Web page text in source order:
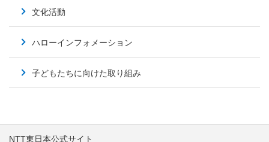
文化活動
ハローインフォメーション
子どもたちに向けた取り組み
NTT東日本公式サイト